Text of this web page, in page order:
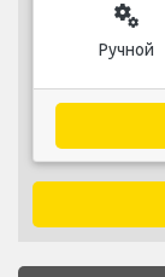
miscellaneous_services
Ручной